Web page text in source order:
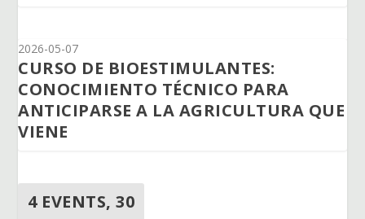
2026-05-07
CURSO DE BIOESTIMULANTES:
CONOCIMIENTO TÉCNICO PARA
ANTICIPARSE A LA AGRICULTURA QUE
VIENE
4 EVENTS,30